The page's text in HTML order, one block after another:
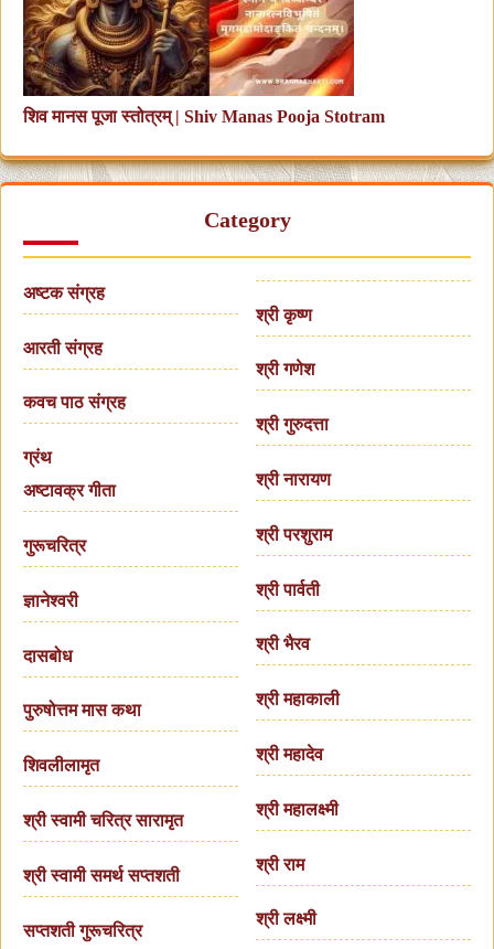
शिव मानस पूजा स्तोत्रम् | Shiv Manas Pooja Stotram
Category
अष्टक संग्रह
आरती संग्रह
कवच पाठ संग्रह
ग्रंथ
अष्टावक्र गीता
गुरूचरित्र
ज्ञानेश्वरी
दासबोध
पुरुषोत्तम मास कथा
शिवलीलामृत
श्री स्वामी चरित्र सारामृत
श्री स्वामी समर्थ सप्तशती
सप्तशती गुरूचरित्र
श्री कृष्ण
श्री गणेश
श्री गुरुदत्ता
श्री नारायण
श्री परशुराम
श्री पार्वती
श्री भैरव
श्री महाकाली
श्री महादेव
श्री महालक्ष्मी
श्री राम
श्री लक्ष्मी